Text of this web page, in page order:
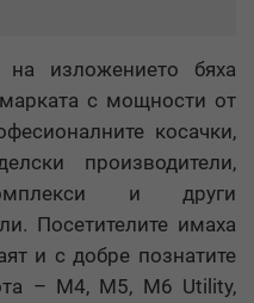
изложението бяха
с мощности от
косачки,
производители,
и други
Посетителите имаха
и с добре познатите
– M4, M5, M6 Utility,